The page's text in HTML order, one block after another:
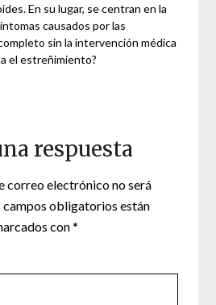
En su lugar, se centran en la
causados ​​por las
sin la intervención médica
el estreñimiento?
respuesta
correo electrónico no será
campos obligatorios están
con*